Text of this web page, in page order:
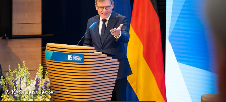
KAS / Jens Jeske